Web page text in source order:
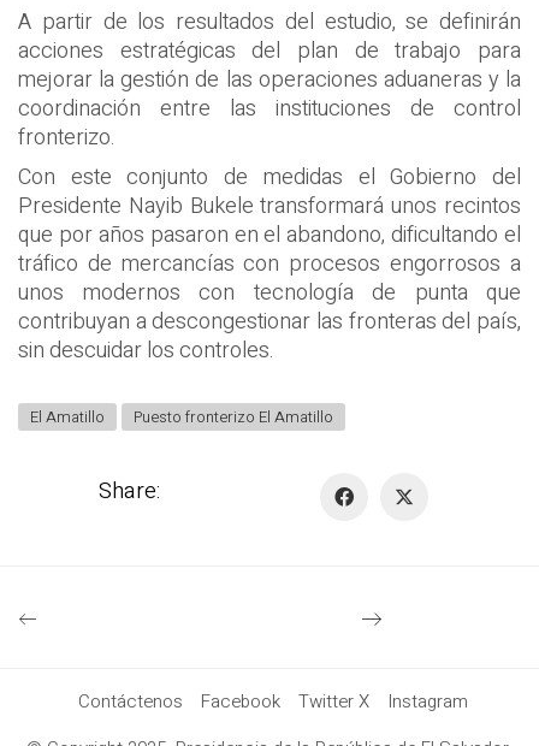
A partir de los resultados del estudio, se definirán
acciones estratégicas del plan de trabajo para
mejorar la gestión de las operaciones aduaneras y la
coordinación entre las instituciones de control
fronterizo.
Con este conjunto de medidas el Gobierno del
Presidente Nayib Bukele transformará unos recintos
que por años pasaron en el abandono, dificultando el
tráfico de mercancías con procesos engorrosos a
unos modernos con tecnología de punta que
contribuyan a descongestionar las fronteras del país,
sin descuidar los controles.
El Amatillo Puesto fronterizo El Amatillo
Share:
Contáctenos Facebook Twitter X
Instagram